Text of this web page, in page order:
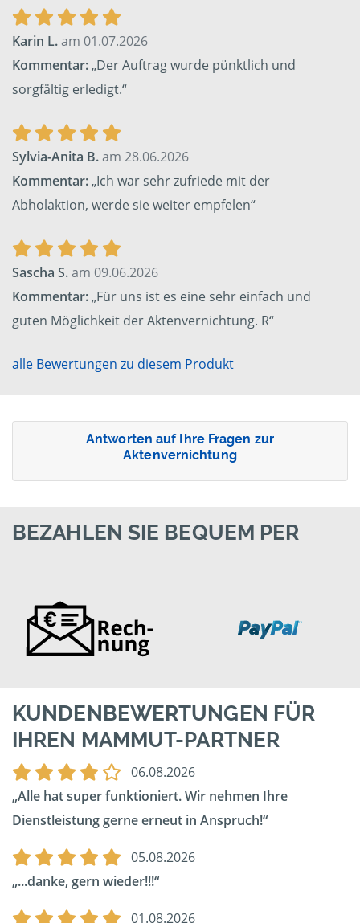
Karin L.am 01.07.2026
Kommentar:„Der Auftrag wurde pünktlich und
sorgfältig erledigt.“
Sylvia-Anita B.am 28.06.2026
Kommentar:„Ich war sehr zufriede mit der
Abholaktion, werde sie weiter empfelen“
Sascha S.am 09.06.2026
Kommentar:„Für uns ist es eine sehr einfach und
guten Möglichkeit der Aktenvernichtung. R“
alle Bewertungen zu diesem Produkt
Antworten auf Ihre Fragen zur
Aktenvernichtung
BEZAHLEN SIE BEQUEM PER
KUNDENBEWERTUNGEN FÜR
IHREN MAMMUT-PARTNER
06.08.2026
Alle hat super funktioniert. Wir nehmen Ihre
Dienstleistung gerne erneut in Anspruch!
05.08.2026
...danke, gern wieder!!!
01.08.2026